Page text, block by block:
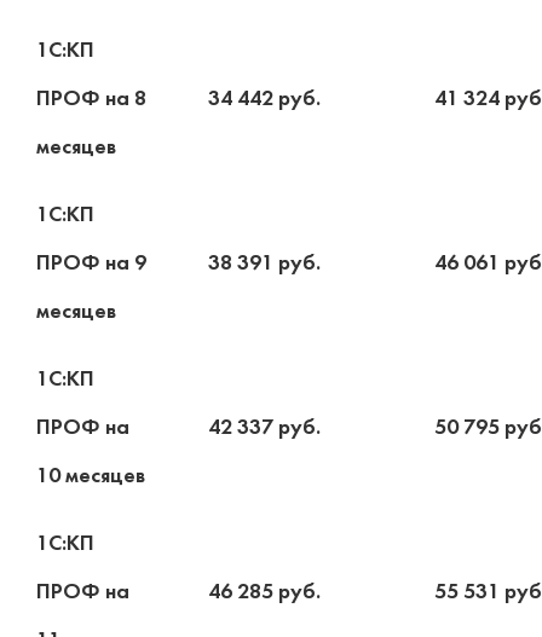
1С:КП
ПРОФ на 8
месяцев
34 442 руб. 41 324
1С:КП
ПРОФ на 9
месяцев
38 391 руб. 46 061
1С:КП
ПРОФ на
10 месяцев
42 337 руб. 50 795
1С:КП
ПРОФ на 46 285 руб. 55 531